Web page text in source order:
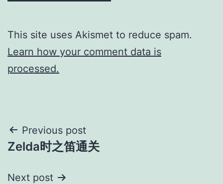
This site uses Akismet to reduce spam.
Learn how your comment data is
processed.
Post
navigation
Previous post
Zelda时之笛通关
Next post